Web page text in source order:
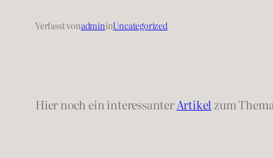
Verfasst vonadmininUncategorized
Hier noch ein interessanterArtikel zum